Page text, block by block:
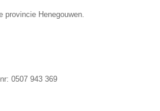
provincie Henegouwen.
0507 943 369